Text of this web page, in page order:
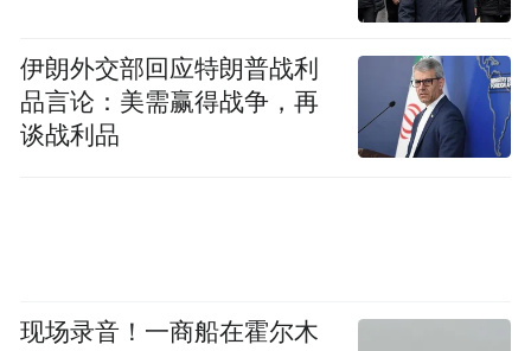
伊朗外交部回应特朗普战利
品言论：美需赢得战争，再
谈战利品
现场录音！一商船在霍尔木